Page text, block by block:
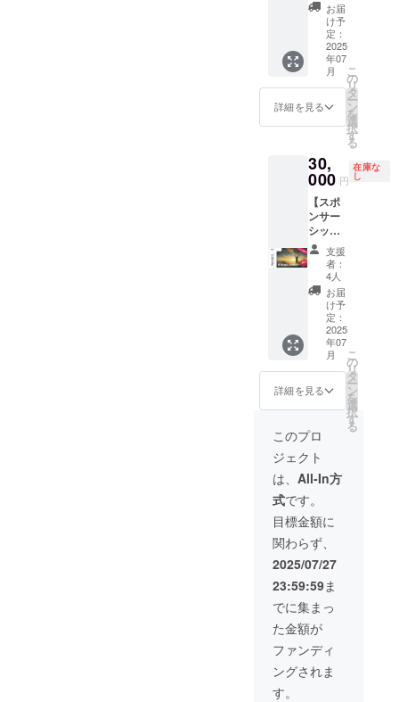
欄に記
入して
くださ
名様限
〈40%
OFF〉
(6月13
日締め
切り分)
このプ
ロジェ
クトの
なる登
山フ
ラッグ
に、あ
なたの
お名前
やロゴ
をワッ
ペンで
掲載し
ます。
山頂で
撮影す
る動画
や写真
に、ほ
ぼ必ず
なスポ
ンサー
ポジ
ション
です。
・掲載
期間：
2025年
7月上旬
に掲載
開始、
プロ
ジェク
ト終了
まで掲
載予定
・掲載
方法：
お届
け予
定：
2025
年07
月
詳細を見る
こ
の
リ
タ
ー
ン
を
選
択
す
る
30,
000 円
在庫な
し
【スポ
ンサー
シップ
ワッペ
ン(大)】
※先着7
名様限
〈40%
OFF〉
(6月13
日締め
切り分)
このプ
ロジェ
クトの
象徴と
なる登
山フ
ラッグ
に、あ
なたの
お名前
やロゴ
をワッ
ペンで
掲載し
ます。
山頂で
撮影す
る動画
や写真
に、ほ
ぼ必ず
支援
者：
4人
お届
け予
定：
2025
年07
月
詳細を見る
こ
の
リ
タ
ー
ン
を
選
択
す
る
このプロ
ジェクト
は、 All-In方
式です。
目標金額に
関わらず、
2025/07/27
23:59:59ま
でに集まっ
た金額が
ファンディ
ングされま
す。